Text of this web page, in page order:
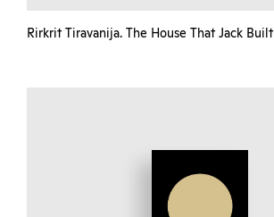
Rirkrit Tiravanija. The House That Jack Built